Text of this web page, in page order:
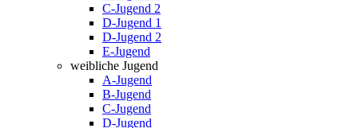
C-Jugend 2
D-Jugend 1
D-Jugend 2
E-Jugend
weibliche Jugend
A-Jugend
B-Jugend
C-Jugend
D-Jugend